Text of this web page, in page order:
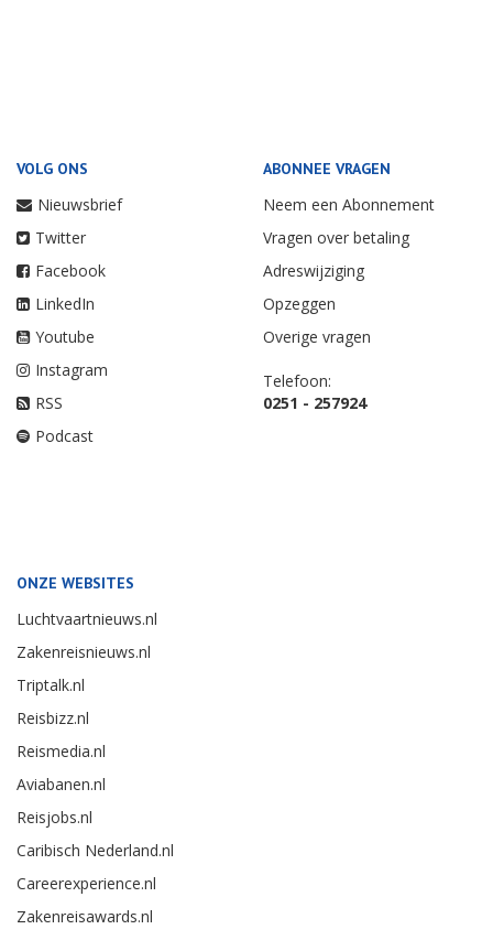
VOLG ONS
Nieuwsbrief
Twitter
Facebook
LinkedIn
Youtube
Instagram
RSS
Podcast
ABONNEE VRAGEN
Neem een Abonnement
Vragen over betaling
Adreswijziging
Opzeggen
Overige vragen
Telefoon:
0251 - 257924
ONZE WEBSITES
Luchtvaartnieuws.nl
Zakenreisnieuws.nl
Triptalk.nl
Reisbizz.nl
Reismedia.nl
Aviabanen.nl
Reisjobs.nl
Caribisch Nederland.nl
Careerexperience.nl
Zakenreisawards.nl